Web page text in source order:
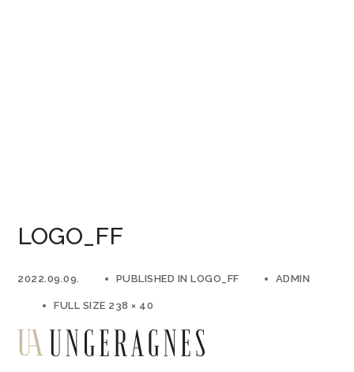
LOGO_FF
2022.09.09. PUBLISHED INLOGO_FF ADMIN
FULL SIZE 238 × 40